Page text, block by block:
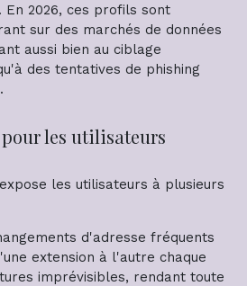
En 2026, ces profils sont
sur des marchés de données
aussi bien au ciblage
des tentatives de phishing
les utilisateurs
les utilisateurs à plusieurs
d'adresse fréquents
extension à l'autre chaque
imprévisibles, rendant toute